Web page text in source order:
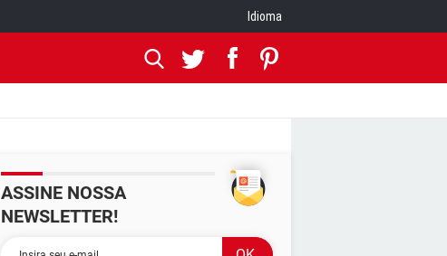
Idioma
ASSINE NOSSA
NEWSLETTER!